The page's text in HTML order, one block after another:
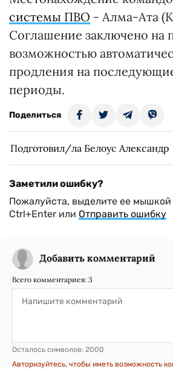
системы ПВО - Алма-Ата
Соглашение заключено на
возможностью
продления на
периоды.
Поделиться
Подготовил/ла Белоус Александр
Заметили ошибку?
Пожалуйста, выделите ее
Ctrl+Enter или Отправить ошибку
Добавить комментарий
Всего комментариев: 3
Осталось символов: 2000
Авторизуйтесь, чтобы иметь возможность